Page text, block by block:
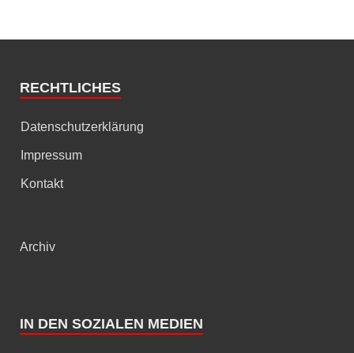
RECHTLICHES
Datenschutzerklärung
Impressum
Kontakt
Archiv
IN DEN SOZIALEN MEDIEN